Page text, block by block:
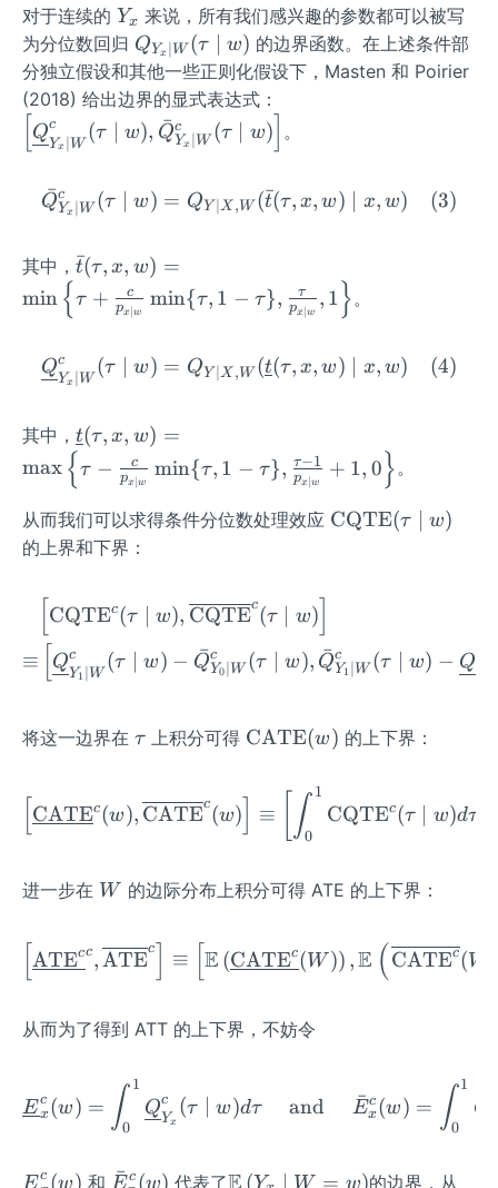
对于连续的 Y
_
x
Yx 来说，所有我们感兴趣的参数都可以被写
为分位数回归 Q_
{Y
_
{x}
\m
W}
(\t
\m
id
w)
QYx W (τ ∣ w) 的边界函数。在上述条件部
分独立假设和其他一些正则化假设下，Masten 和 Poirier
(2018) 给出边界的显式表达式：
nde
e
{x}
d
W}
(\ta
u
\mi
d
{Q}
_{Y
\mi
W}
{c}
u
w)
ht]
Q
Yx ∣W
c (τ w), Q
ˉ
Yx W
c (τ w) 。
\bar{Q}_{Y_{x} \mid
Q
ˉ
Yx ∣W
c (τ ∣ w) = QY ∣ X ,W (t
ˉ(τ, x, w) ∣ x, w) (3)
其中， \bar
{t}
(\ta
w)=
\mi
ft\
{\ta
u+
\fra
c{c}
\mi
w}}
n \
{\ta
\tau
\},
c{\t
au}
{x
w}},
\}
t
ˉ(τ, x, w) =
min {τ + px∣w
c min{τ, 1 − τ}, px∣w
τ , 1 } 。
\underline{Q}_{Y_{x}
Q
Yx ∣W
c (τ w) = QY ∣ X ,W (t(τ, x, w) x, w) (4)
其中， \un
derl
ine
{t}
(\ta
u,
w)
\m
ax
t\
\fra
{p_
\mi
d
\mi
au,
1-\t
\},
t(τ, x, w) =
max {τ − px∣w
c min{τ, 1 − τ}, px∣w
τ−1 + 1, 0 }。
从而我们可以求得条件分位数处理效应 \o
me
{C
T
E}
au
\m
CQTE(τ w)
的上界和下界：
\begin{aligned} &
≡
CQTEc(τ w), CQTEc(τ w)
[Q
Y1 ∣W
c (τ w) − Q
ˉ
Y0 ∣W
c (τ w), Q
ˉ
Y1 W
c (τ w) − Q
Y
将这一边界在 \t
τ 上积分可得 \o
rna
me
AT
CATE(w) 的上下界：
CATEc(w), CATEc(w) ≡ ∫0
1
CQTEc(τ w)dτ
进一步在 W
W 的边际分布上积分可得 ATE 的上下界：
ATEcc,ATEc ≡ E (CATEc(W )) ,E ( CATEc(W
从而为了得到 ATT 的上下界，不妨令
Ex
c (w) = ∫0
1
Q
Yx
c (τ w)dτ and E
ˉ
x
c (w) = ∫0
1
Q
\un
Ec (w) 和 \ba
E
ˉc (w) 代表了\m
(Y ∣ W = w)的边界，从